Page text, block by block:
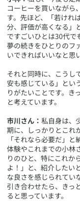
コーヒーを買いながら
す。先ほど、「若けれ
分、評価が高くなる」
ですごいひとは30代で
夢の続きをひとりのフ
いできればいいなと思
それと同時に、こうし
安も感じている」とい
りがたいことです。き
と考えています。
市川さん： 私自身は、
期に、しっかりとこれ
「それなら必要だ」
体験やこれまでの小林
りのひと、特にこれか
よ！」と、紹介したい
な良さを感じられてい
引き合わせたら、きっ
ると思っています。